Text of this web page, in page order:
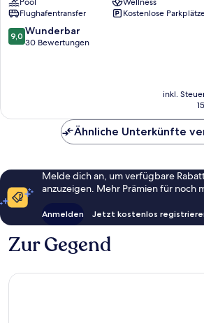
Hotel
&
Spa
Ambalangoda
Flughafentransfer
Kostenlose
9.0
von
9,0 Wunderbar
30 Bewertungen
inkl.
Ähnliche Unterkünfte
Melde dich an, um verfügbare
anzuzeigen. Mehr Prämien für noch
Anmelden Jetzt kostenlos
Zur Gegend